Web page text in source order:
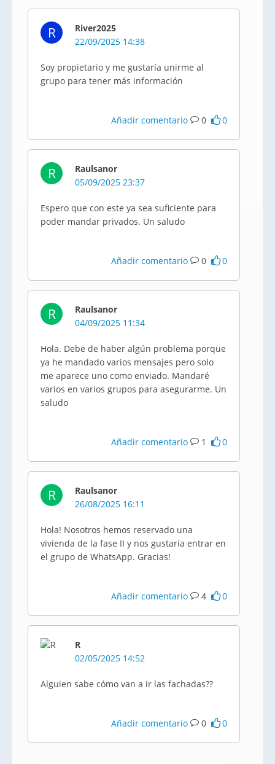
R
River2025
22/09/2025 14:38
Soy propietario y me gustaría unirme al
grupo para tener más información
Añadir comentario 0 0
R
Raulsanor
05/09/2025 23:37
Espero que con este ya sea suficiente para
poder mandar privados. Un saludo
Añadir comentario 0 0
R
Raulsanor
04/09/2025 11:34
Hola. Debe de haber algún problema porque
ya he mandado varios mensajes pero solo
me aparece uno como enviado. Mandaré
varios en varios grupos para asegurarme. Un
saludo
Añadir comentario 1 0
R
Raulsanor
26/08/2025 16:11
Hola! Nosotros hemos reservado una
vivienda de la fase II y nos gustaría entrar en
el grupo de WhatsApp. Gracias!
Añadir comentario 4 0
R
02/05/2025 14:52
Alguien sabe cómo van a ir las fachadas??
Añadir comentario 0 0